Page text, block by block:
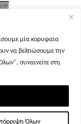
μία κορυφαία
να βελτιώσουμε την
συναινείτε στη
Όλων
2